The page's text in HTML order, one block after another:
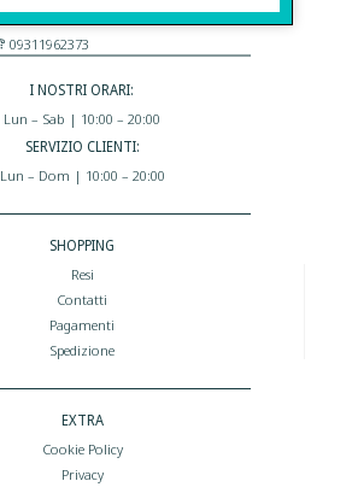
Eshop@apiedinudinelparcoboutique.com
09311962373
I NOSTRI ORARI:
Lun – Sab | 10:00 – 20:00
SERVIZIO CLIENTI:
Lun – Dom | 10:00 – 20:00
SHOPPING
Resi
Contatti
Pagamenti
Spedizione
EXTRA
Cookie Policy
Privacy